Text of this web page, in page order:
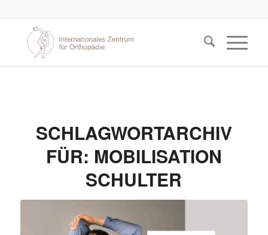
SCHLAGWORTARCHIV
FÜR: MOBILISATION
SCHULTER